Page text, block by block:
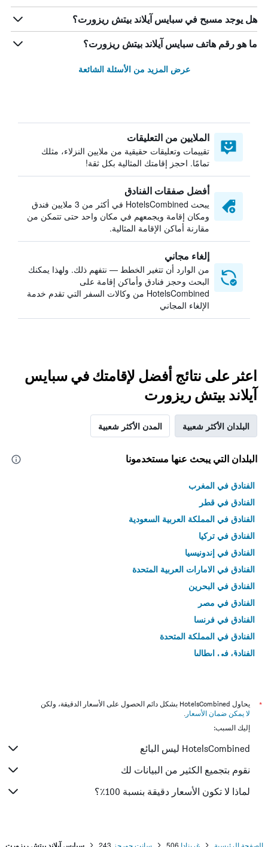
هل يوجد مسبح في سبايس آيلاند بيتش ريزورت؟
ما هو رقم هاتف سبايس آيلاند بيتش ريزورت؟
عرض المزيد من الأسئلة الشائعة
الملايين من التعليقات
تقييمات وتعليقات حقيقية من ملايين النزلاء، مثلك
تمامًا. احجز إقامتك المثالية بكل ثقة!
أفضل صفقات الفنادق
يبحث HotelsCombined في أكثر من 3 ملايين فندق
ومكان إقامة ويجمعهم في مكان واحد حتى تتمكن من
مقارنة أماكن الإقامة المثالية.
إلغاء مجاني
من الوارد أن تتغير الخطط — نتفهم ذلك. ولهذا يمكنك
البحث وحجز فنادق وأماكن إقامة على
HotelsCombined من وكالات السفر التي تقدم خدمة
الإلغاء المجاني
اعثر على نتائج أفضل لإقامتك في سبايس
آيلاند بيتش ريزورت
البلدان الأكثر شعبية المدن الأكثر شعبية
البلدان التي يبحث عنها مستخدمونا
الفنادق في المغرب
الفنادق في قطر
الفنادق في المملكة العربية السعودية
الفنادق في تركيا
الفنادق في إندونيسيا
الفنادق في الامارات العربية المتحدة
الفنادق في البحرين
الفنادق في مصر
الفنادق في فرنسا
الفنادق في المملكة المتحدة
الفنادق في إيطاليا
*
يحاول HotelsCombined بشكل دائم الحصول على الأسعار الدقيقة، ولكن
لا يمكن ضمان الأسعار .
إليك السبب:
HotelsCombined ليس البائع
نقوم بتجميع الكثير من البيانات لك
لماذا لا تكون الأسعار دقيقة بنسبة 100٪؟
الصفحة الرئيسية غرينادا 506 سانت جورجز 243